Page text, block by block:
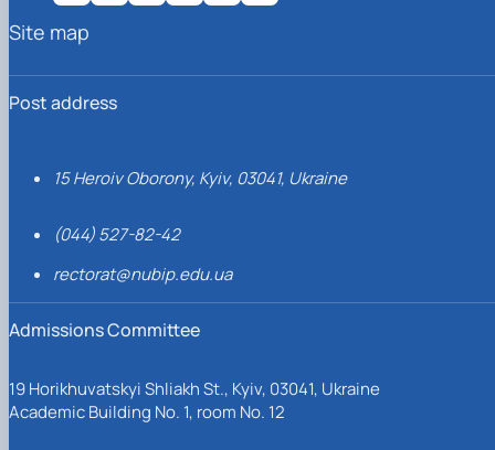
Post address
15 Heroiv Oborony, Kyiv, 03041, Ukraine
(044) 527-82-42
rectorat@nubip.edu.ua
Admissions Committee
19 Horikhuvatskyi Shliakh St., Kyiv, 03041, Ukraine
Academic Building No. 1, room No. 12
Site map